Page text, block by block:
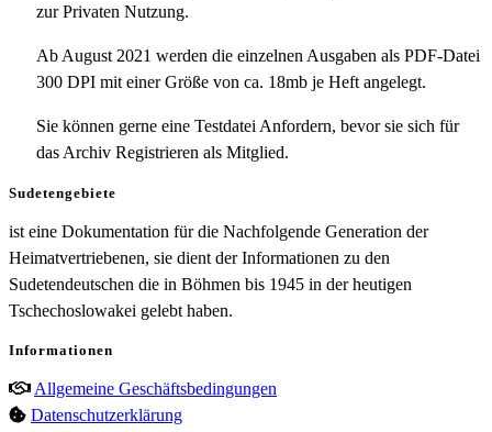
zur Privaten Nutzung.
Ab August 2021 werden die einzelnen Ausgaben als PDF-Datei
300 DPI mit einer Größe von ca. 18mb je Heft angelegt.
Sie können gerne eine Testdatei Anfordern, bevor sie sich für
das Archiv Registrieren als Mitglied.
Sudetengebiete
ist eine Dokumentation für die Nachfolgende Generation der
Heimatvertriebenen, sie dient der Informationen zu den
Sudetendeutschen die in Böhmen bis 1945 in der heutigen
Tschechoslowakei gelebt haben.
Informationen
Allgemeine Geschäftsbedingungen
Datenschutzerklärung